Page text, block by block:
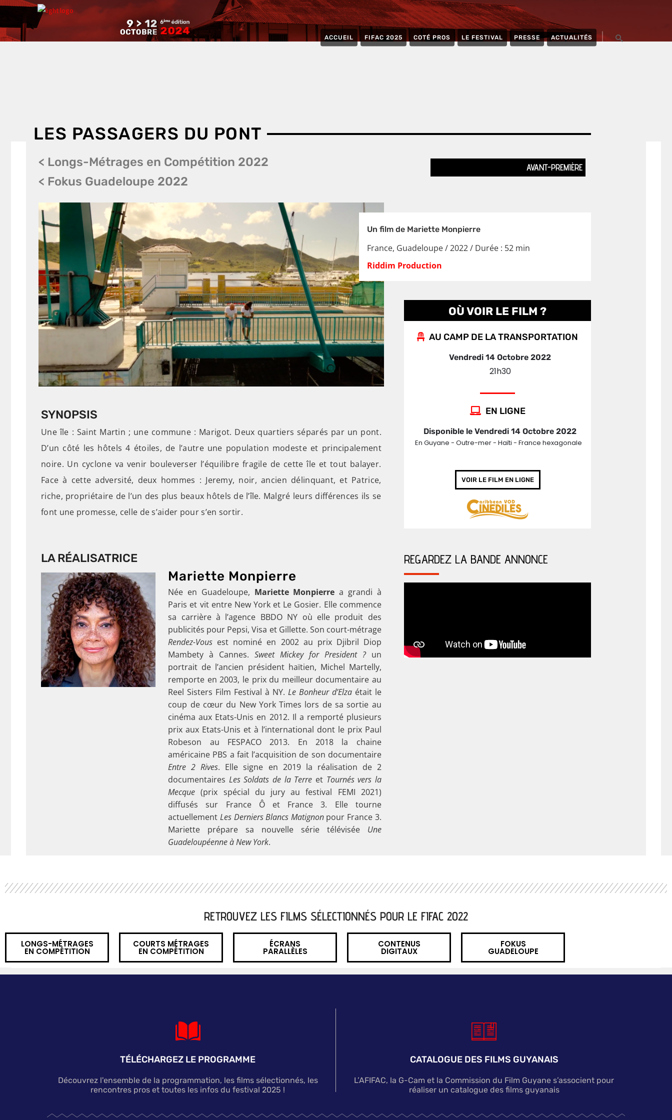
ACCUEIL FIFAC 2025 COTÉ PROS LE FESTIVAL PRESSE ACTUALITÉS
>> Films en Compétition
LES PASSAGERS DU PONT
< Longs-Métrages en Compétition 2022
< Fokus Guadeloupe 2022
AVANT-PREMIÈRE
SYNOPSIS
Une île : Saint Martin ; une commune : Marigot. Deux quartiers séparés par un pont.
D’un côté les hôtels 4 étoiles, de l’autre une population modeste et principalement
noire. Un cyclone va venir bouleverser l’équilibre fragile de cette île et tout balayer.
Face à cette adversité, deux hommes : Jeremy, noir, ancien délinquant, et Patrice,
riche, propriétaire de l’un des plus beaux hôtels de l’île. Malgré leurs différences ils se
font une promesse, celle de s’aider pour s’en sortir.
LA RÉALISATRICE
Mariette Monpierre
Née en Guadeloupe, Mariette Monpierre a grandi à
Paris et vit entre New York et Le Gosier. Elle commence
sa carrière à l’agence BBDO NY où elle produit des
publicités pour Pepsi, Visa et Gillette. Son court-métrage
Rendez-Vous est nominé en 2002 au prix Djibril Diop
Mambety à Cannes.Sweet Mickey for President ? un
portrait de l’ancien président haïtien, Michel Martelly,
remporte en 2003, le prix du meilleur documentaire au
Reel Sisters Film Festival à NY. Le Bonheur d’Elzaétait le
coup de cœur du New York Times lors de sa sortie au
cinéma aux Etats-Unis en 2012. Il a remporté plusieurs
prix aux Etats-Unis et à l’international dont le prix Paul
Robeson au FESPACO 2013. En 2018 la chaine
américaine PBS a fait l’acquisition de son documentaire
Entre 2 Rives. Elle signe en 2019 la réalisation de 2
documentaires Les Soldats de la Terre et Tournés vers la
Mecque (prix spécial du jury au festival FEMI 2021)
diffusés sur France Ô et France 3. Elle tourne
actuellement Les Derniers Blancs Matignonpour France 3.
Mariette prépare sa nouvelle série télévisée Une
Guadeloupéenne à New York.
Un film de Mariette Monpierre
France, Guadeloupe / 2022 / Durée : 52 min
Riddim Production
OÙ VOIR LE FILM ?
AU CAMP DE LA TRANSPORTATION
Vendredi 14 Octobre 2022
21h30
EN LIGNE
Disponible le Vendredi 14 Octobre 2022
En Guyane - Outre-mer - Haïti - France hexagonale
VOIR LE FILM EN LIGNE
REGARDEZ LA BANDE ANNONCE
RETROUVEZ LES FILMS SÉLECTIONNÉS POUR LE FIFAC 2022
LONGS-MÉTRAGES
EN COMPÉTITION
COURTS MÉTRAGES
EN COMPÉTITION
ÉCRANS
PARALLÈLES
CONTENUS
DIGITAUX
FOKUS
GUADELOUPE
TÉLÉCHARGEZ LE PROGRAMME
Découvrez l'ensemble de la programmation, les films sélectionnés, les
rencontres pros et toutes les infos du festival 2025 !
CATALOGUE DES FILMS GUYANAIS
L’AFIFAC, la G-Cam et la Commission du Film Guyane s’associent pour
réaliser un catalogue des films guyanais